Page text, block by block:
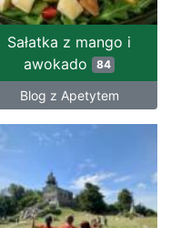
Sałatka z mango i
awokado
84
Blog z Apetytem